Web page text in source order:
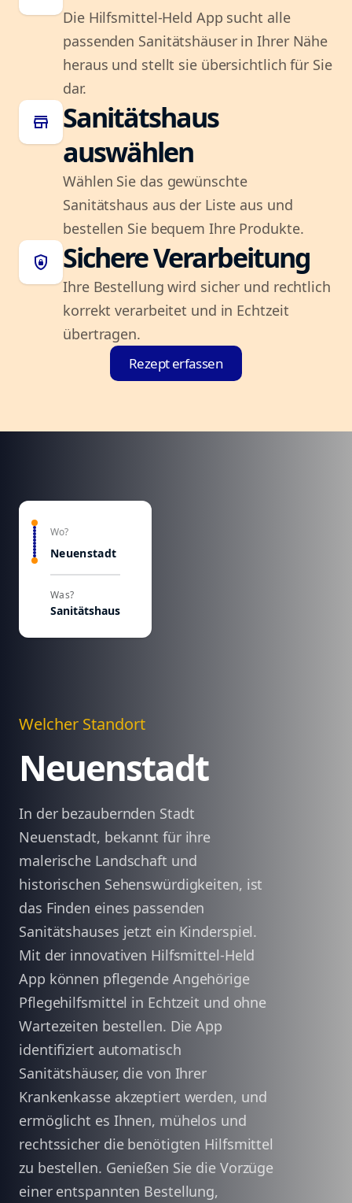
Die Hilfsmittel-Held App sucht alle
passenden Sanitätshäuser in Ihrer Nähe
heraus und stellt sie übersichtlich für Sie
dar.
store
Sanitätshaus
auswählen
Wählen Sie das gewünschte
Sanitätshaus aus der Liste aus und
bestellen Sie bequem Ihre Produkte.
shield_lock Sichere Verarbeitung
Ihre Bestellung wird sicher und rechtlich
korrekt verarbeitet und in Echtzeit
übertragen.
Rezept erfassen
Wo?
Neuenstadt
Was?
Sanitätshaus
Welcher Standort
Neuenstadt
In der bezaubernden Stadt
Neuenstadt, bekannt für ihre
malerische Landschaft und
historischen Sehenswürdigkeiten, ist
das Finden eines passenden
Sanitätshauses jetzt ein Kinderspiel.
Mit der innovativen Hilfsmittel-Held
App können pflegende Angehörige
Pflegehilfsmittel in Echtzeit und ohne
Wartezeiten bestellen. Die App
identifiziert automatisch
Sanitätshäuser, die von Ihrer
Krankenkasse akzeptiert werden, und
ermöglicht es Ihnen, mühelos und
rechtssicher die benötigten Hilfsmittel
zu bestellen. Genießen Sie die Vorzüge
einer entspannten Bestellung,